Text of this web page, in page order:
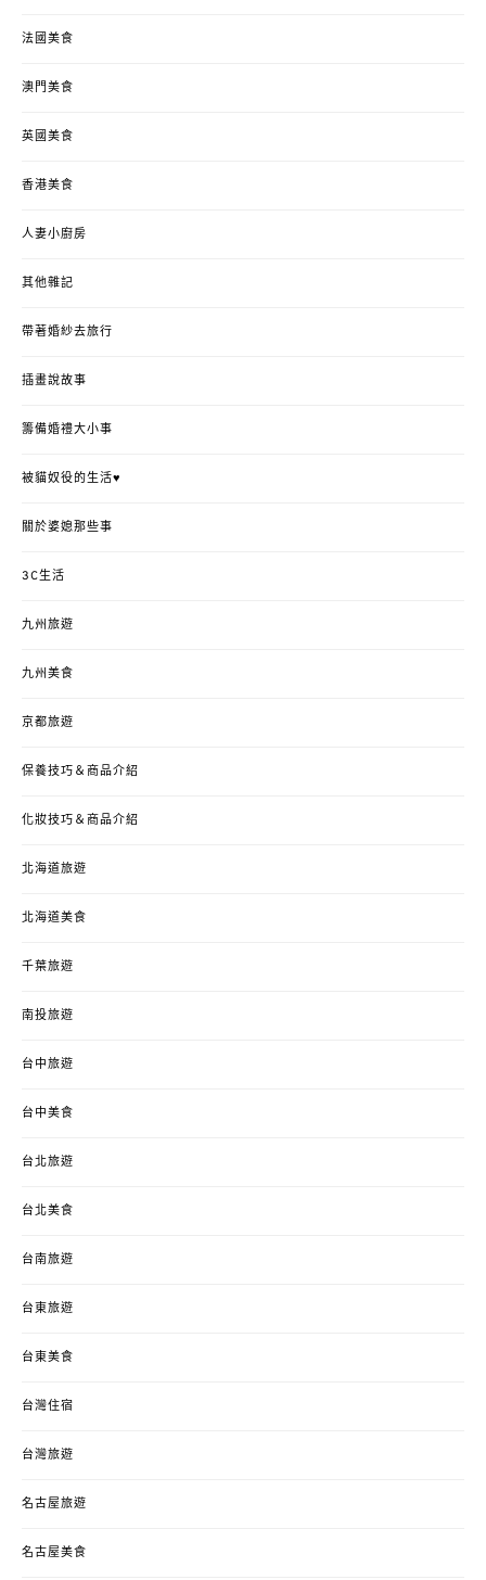
法國美食
澳門美食
英國美食
香港美食
人妻小廚房
其他雜記
帶著婚紗去旅行
插畫說故事
籌備婚禮大小事
被貓奴役的生活♥
關於婆媳那些事
3C生活
九州旅遊
九州美食
京都旅遊
保養技巧＆商品介紹
化妝技巧＆商品介紹
北海道旅遊
北海道美食
千葉旅遊
南投旅遊
台中旅遊
台中美食
台北旅遊
台北美食
台南旅遊
台東旅遊
台東美食
台灣住宿
台灣旅遊
名古屋旅遊
名古屋美食